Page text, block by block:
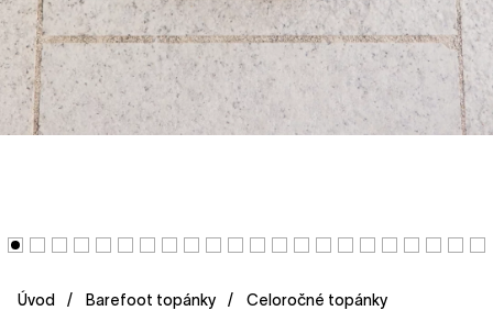
Úvod Barefoot topánky Celoročné topánky